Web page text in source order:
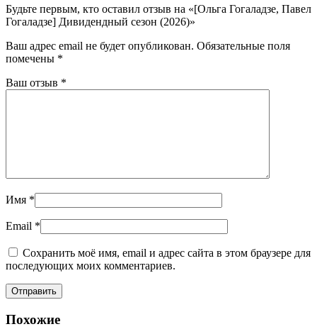
Будьте первым, кто оставил отзыв на «[Ольга Гогаладзе, Павел
Гогаладзе] Дивидендный сезон (2026)»
Ваш адрес email не будет опубликован. Обязательные поля
помечены *
Ваш отзыв *
Имя *
Email *
Сохранить моё имя, email и адрес сайта в этом браузере для
последующих моих комментариев.
Похожие